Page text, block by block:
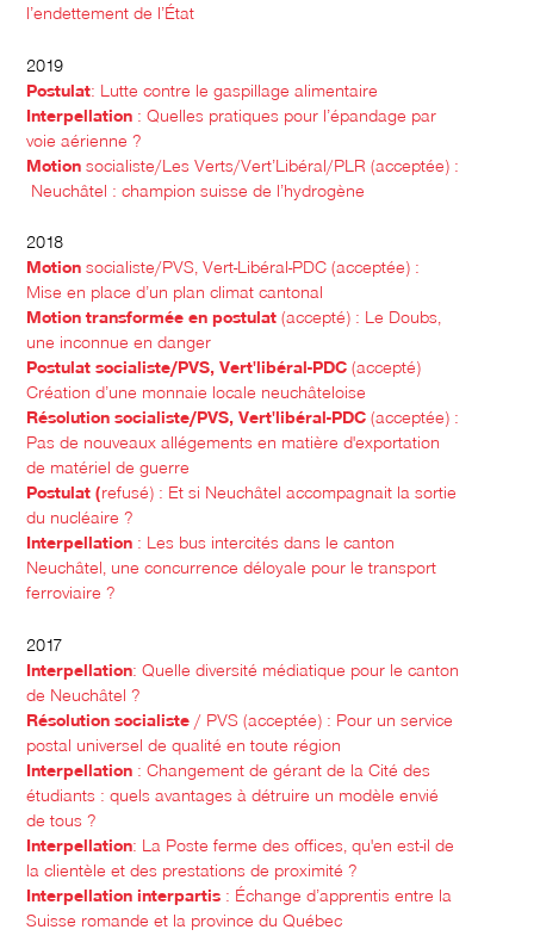
l’endettement de l’État
2019
Postulat: Lutte contre le gaspillage alimentaire
Interpellation : Quelles pratiques pour l’épandage par
voie aérienne ?
Motionsocialiste/Les Verts/Vert’Libéral/PLR (acceptée) :
Neuchâtel : champion suisse de l’hydrogène
2018
Motion socialiste/PVS, Vert-Libéral-PDC (acceptée) :
Mise en place d’un plan climat cantonal
Motion transformée en postulat (accepté) : Le Doubs,
une inconnue en danger
Postulat socialiste/PVS, Vert'libéral-PDC(accepté)
Création d’une monnaie locale neuchâteloise
Résolution socialiste/PVS, Vert'libéral-PDC (acceptée) :
Pas de nouveaux allégements en matière d'exportation
de matériel de guerre
Postulat (refusé) : Et si Neuchâtel accompagnait la sortie
du nucléaire ?
Interpellation : Les bus intercités dans le canton
Neuchâtel, une concurrence déloyale pour le transport
ferroviaire ?
2017
Interpellation: Quelle diversité médiatique pour le canton
de Neuchâtel ?
Résolution socialiste / PVS (acceptée) : Pour un service
postal universel de qualité en toute région
Interpellation : Changement de gérant de la Cité des
étudiants : quels avantages à détruire un modèle envié
de tous ?
Interpellation: La Poste ferme des offices, qu'en est-il de
la clientèle et des prestations de proximité ?
Interpellation interpartis : Échange d’apprentis entre la
Suisse romande et la province du Québec